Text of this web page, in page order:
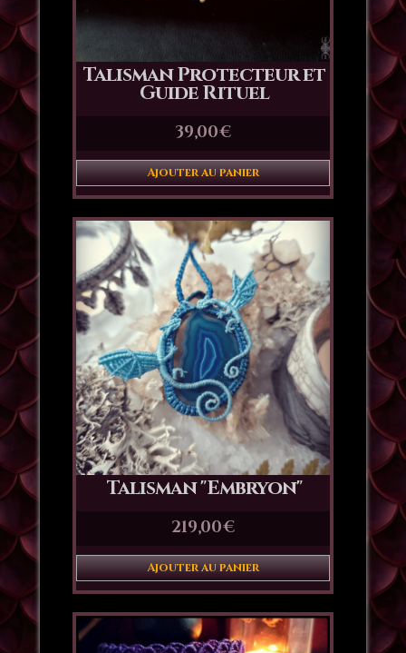
Talisman Protecteur et
Guide Rituel
39,00€
Ajouter au panier
Talisman "Embryon"
219,00€
Ajouter au panier